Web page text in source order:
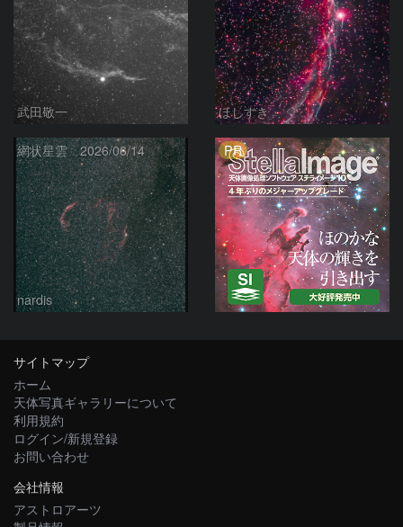
武田敬一 ほしすき
網状星雲 2026/06/14
nardis
PR
サイトマップ
ホーム
天体写真ギャラリーについて
利用規約
ログイン/新規登録
お問い合わせ
会社情報
アストロアーツ